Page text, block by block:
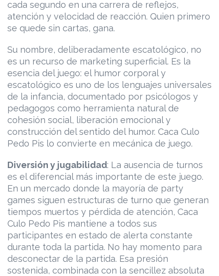
cada segundo en una carrera de reflejos,
atención y velocidad de reacción. Quien primero
se quede sin cartas, gana.
Su nombre, deliberadamente escatológico, no
es un recurso de marketing superficial. Es la
esencia del juego: el humor corporal y
escatológico es uno de los lenguajes universales
de la infancia, documentado por psicólogos y
pedagogos como herramienta natural de
cohesión social, liberación emocional y
construcción del sentido del humor. Caca Culo
Pedo Pis lo convierte en mecánica de juego.
Diversión y jugabilidad: La ausencia de turnos
es el diferencial más importante de este juego.
En un mercado donde la mayoría de party
games siguen estructuras de turno que generan
tiempos muertos y pérdida de atención, Caca
Culo Pedo Pis mantiene a todos sus
participantes en estado de alerta constante
durante toda la partida. No hay momento para
desconectar de la partida. Esa presión
sostenida, combinada con la sencillez absoluta